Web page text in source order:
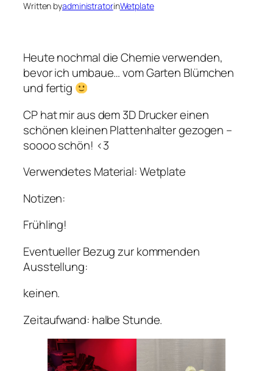
Written byadministratorinWetplate
Heute nochmal die Chemie verwenden,
bevor ich umbaue… vom Garten Blümchen
und fertig
CP hat mir aus dem 3D Drucker einen
schönen kleinen Plattenhalter gezogen –
soooo schön! <3
Verwendetes Material: Wetplate
Notizen:
Frühling!
Eventueller Bezug zur kommenden
Ausstellung:
keinen.
Zeitaufwand: halbe Stunde.